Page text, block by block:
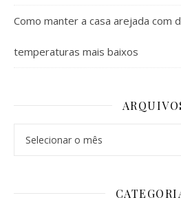
Como manter a casa arejada com
temperaturas mais baixos